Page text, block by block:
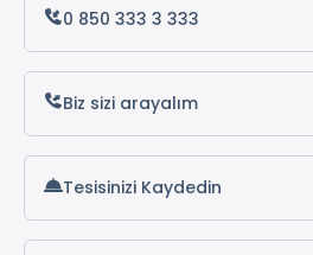
1 Adet Mutfak
Concierge Hizmeti
* ile işaretli özellikler ücretlidir.
Alanya Otelleri
0 850 333 3 333
Biz sizi arayalım
Tesisinizi Kaydedin